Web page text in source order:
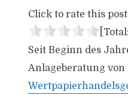
Click to rate this
[Total:
Seit Beginn des
Anlageberatung